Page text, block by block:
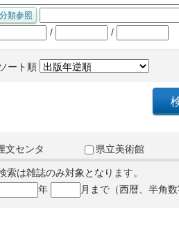
/ /
ソート順
文センタ
県立美術館
索は雑誌のみ対象となります。
年 月まで（西暦、半角数